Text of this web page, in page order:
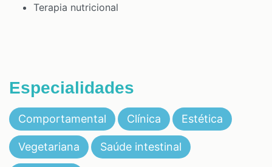
Terapia nutricional
Especialidades
Comportamental Clínica Estética
Vegetariana Saúde intestinal